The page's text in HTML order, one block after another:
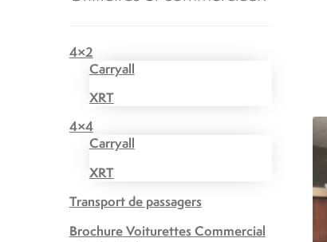
4×2
Carryall
XRT
4×4
Carryall
XRT
Transport de passagers
Brochure Voiturettes Commercial